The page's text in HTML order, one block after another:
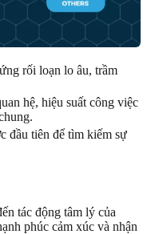
rối loạn lo âu, trầm
hệ, hiệu suất công việc
đầu tiên để tìm kiếm sự
tác động tâm lý của
phúc cảm xúc và nhận